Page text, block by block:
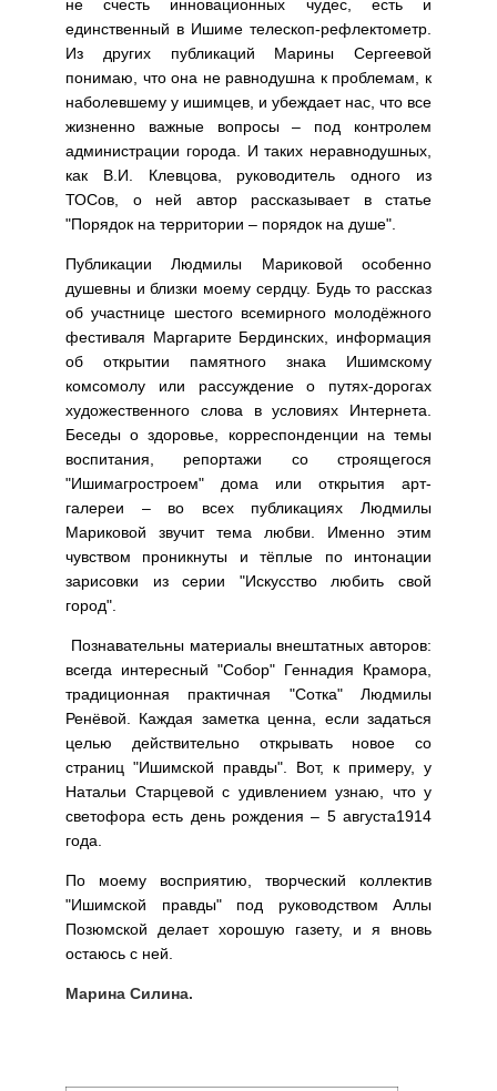
не счесть инновационных чудес, есть и
единственный в Ишиме телескоп-рефлектометр.
Из других публикаций Марины Сергеевой
понимаю, что она не равнодушна к проблемам, к
наболевшему у ишимцев, и убеждает нас, что все
жизненно важные вопросы – под контролем
администрации города. И таких неравнодушных,
как В.И. Клевцова, руководитель одного из
ТОСов, о ней автор рассказывает в статье
"Порядок на территории – порядок на душе".
Публикации Людмилы Мариковой особенно
душевны и близки моему сердцу. Будь то рассказ
об участнице шестого всемирного молодёжного
фестиваля Маргарите Бердинских, информация
об открытии памятного знака Ишимскому
комсомолу или рассуждение о путях-дорогах
художественного слова в условиях Интернета.
Беседы о здоровье, корреспонденции на темы
воспитания, репортажи со строящегося
"Ишимагростроем" дома или открытия арт-
галереи – во всех публикациях Людмилы
Мариковой звучит тема любви. Именно этим
чувством проникнуты и тёплые по интонации
зарисовки из серии "Искусство любить свой
город".
Познавательны материалы внештатных авторов:
всегда интересный "Собор" Геннадия Крамора,
традиционная практичная "Сотка" Людмилы
Ренёвой. Каждая заметка ценна, если задаться
целью действительно открывать новое со
страниц "Ишимской правды". Вот, к примеру, у
Натальи Старцевой с удивлением узнаю, что у
светофора есть день рождения – 5 августа1914
года.
По моему восприятию, творческий коллектив
"Ишимской правды" под руководством Аллы
Позюмской делает хорошую газету, и я вновь
остаюсь с ней.
Марина Силина.